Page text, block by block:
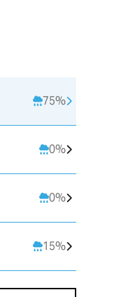
22°C
75%
0%
0%
15%